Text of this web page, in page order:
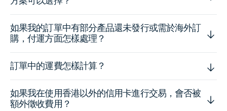
如果我的訂單中有部分產品還未發行或需於海外訂
購，付運方面怎樣處理？
訂單中的運費怎樣計算？
如果我在使用香港以外的信用卡進行交易，會否被
額外徵收費用？